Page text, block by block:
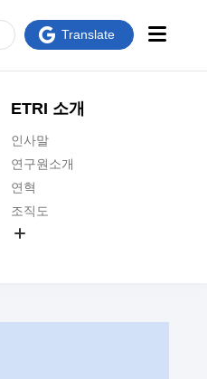
ETRI 소개
인사말
연구원소개
연혁
조직도
ETRI CI
Translate